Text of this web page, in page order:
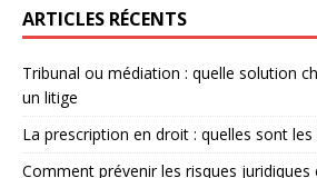
ARTICLES RÉCENTS
Tribunal ou médiation : quelle solution
un litige
La prescription en droit : quelles sont
Comment prévenir les risques juridiques